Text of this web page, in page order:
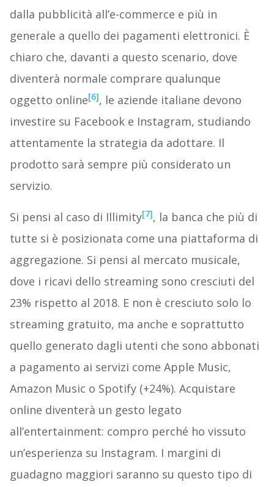
dalla pubblicità all’e-commerce e più in
generale a quello dei pagamenti elettronici. È
chiaro che, davanti a questo scenario, dove
diventerà normale comprare qualunque
oggetto online[6], le aziende italiane devono
investire su Facebook e Instagram, studiando
attentamente la strategia da adottare. Il
prodotto sarà sempre più considerato un
servizio.
Si pensi al caso di Illimity[7], la banca che più di
tutte si è posizionata come una piattaforma di
aggregazione. Si pensi al mercato musicale,
dove i ricavi dello streaming sono cresciuti del
23% rispetto al 2018. E non è cresciuto solo lo
streaming gratuito, ma anche e soprattutto
quello generato dagli utenti che sono abbonati
a pagamento ai servizi come Apple Music,
Amazon Music o Spotify (+24%). Acquistare
online diventerà un gesto legato
all’entertainment: compro perché ho vissuto
un’esperienza su Instagram. I margini di
guadagno maggiori saranno su questo tipo di